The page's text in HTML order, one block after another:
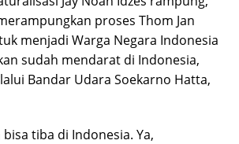
proses Thom Jan
menjadi Warga Negara Indonesia
sudah mendarat di Indonesia,
Bandar Udara Soekarno Hatta,
tiba di Indonesia. Ya,